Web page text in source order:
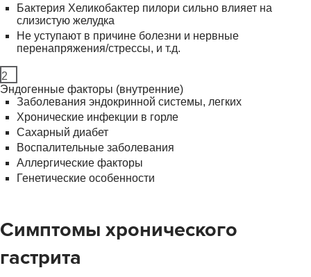
Бактерия Хеликобактер пилори сильно влияет на
слизистую желудка
Не уступают в причине болезни и нервные
перенапряжения/стрессы, и т.д.
2
Эндогенные факторы (внутренние)
Заболевания эндокринной системы, легких
Хронические инфекции в горле
Сахарный диабет
Воспалительные заболевания
Аллергические факторы
Генетические особенности
Симптомы хронического
гастрита